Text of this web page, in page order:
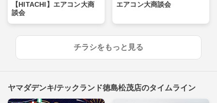
【HITACHI】エアコン大商
談会
エアコン大商談会
チラシをもっと見る
ヤマダデンキ/テックランド徳島松茂店のタイムライン